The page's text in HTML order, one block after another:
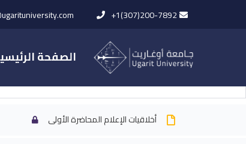
+1(307)200-7892
الصفحة
المحاضرات
أخلاقيات الإعلام المحاضرة الأولى